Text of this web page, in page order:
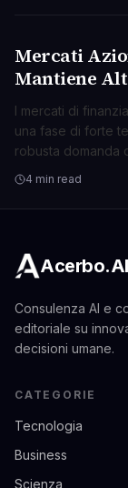
BUSINESS
Mercati
Mantiene
I mercati di
una fase di forte
robusta domanda
implicazioni.
4 min read
Acerbo.AI
Consulenza AI e
editoriale su
decisioni umane.
CATEGORIE
Tecnologia
Business
Scienza